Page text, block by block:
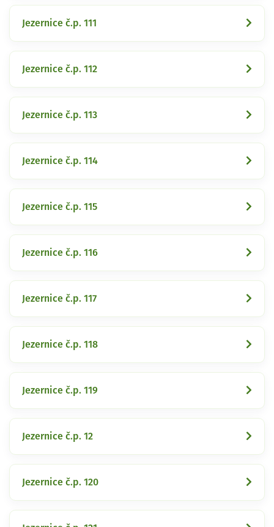
Jezernice č.p. 111
Jezernice č.p. 112
Jezernice č.p. 113
Jezernice č.p. 114
Jezernice č.p. 115
Jezernice č.p. 116
Jezernice č.p. 117
Jezernice č.p. 118
Jezernice č.p. 119
Jezernice č.p. 12
Jezernice č.p. 120